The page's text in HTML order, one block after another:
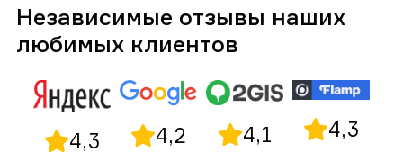
Независимые отзывы наших
любимых клиентов
4,3 4,2 4,1 4,3